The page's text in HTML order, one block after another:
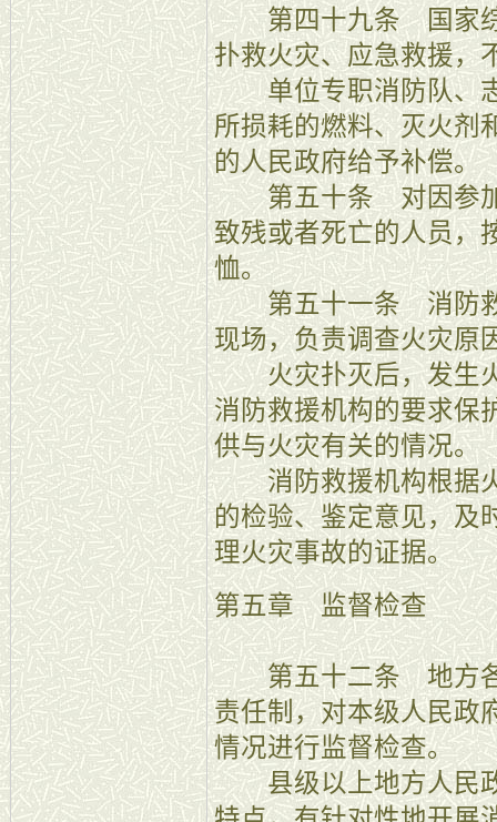
第四十九条 国家综
扑救火灾、应急救援，
单位专职消防队、志
所损耗的燃料、灭火剂
的人民政府给予补偿。
第五十条 对因参加
致残或者死亡的人员，
恤。
第五十一条 消防救
现场，负责调查火灾原
火灾扑灭后，发生火
消防救援机构的要求保
供与火灾有关的情况。
消防救援机构根据火
的检验、鉴定意见，及
理火灾事故的证据。
第五章 监督检查
第五十二条 地方各
责任制，对本级人民政
情况进行监督检查。
县级以上地方人民政